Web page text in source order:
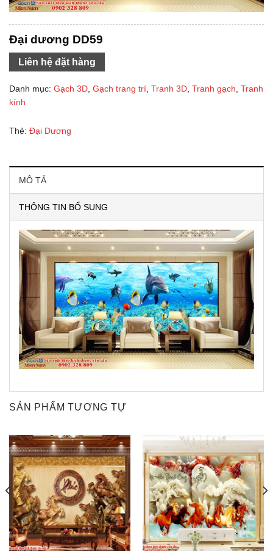
Đại dương DD59
Liên hệ đặt hàng
Danh mục: Gạch 3D Gạch trang trí Tranh 3D Tranh gạch Tranh
kính
Thẻ: Đại Dương
MÔ TẢ
THÔNG TIN BỔ SUNG
SẢN PHẨM TƯƠNG TỰ